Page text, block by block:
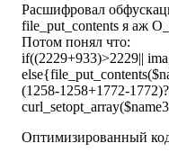
Расшифровал
file_put_contents я аж
Потом понял что:
if((2229+933)>2229||
(1258-1258+1772-1772)?
Оптимизированный